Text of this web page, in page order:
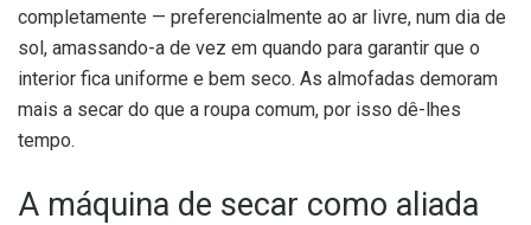
completamente — preferencialmente ao ar livre, num dia de
sol, amassando-a de vez em quando para garantir que o
interior fica uniforme e bem seco. As almofadas demoram
mais a secar do que a roupa comum, por isso dê-lhes
tempo.
A máquina de secar como aliada